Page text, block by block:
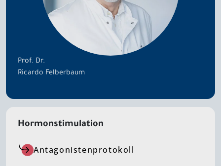
Prof. Dr.
Ricardo Felberbaum
Hormonstimulation
Antagonistenprotokoll